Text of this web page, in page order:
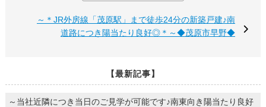
～＊JR外房線「茂原駅」まで徒歩24分の新築戸建♪南
道路につき陽当たり良好◎＊～◆茂原市早野◆
【最新記事】
～当社近隣につき当日のご見学が可能です♪南東向き陽当たり良好